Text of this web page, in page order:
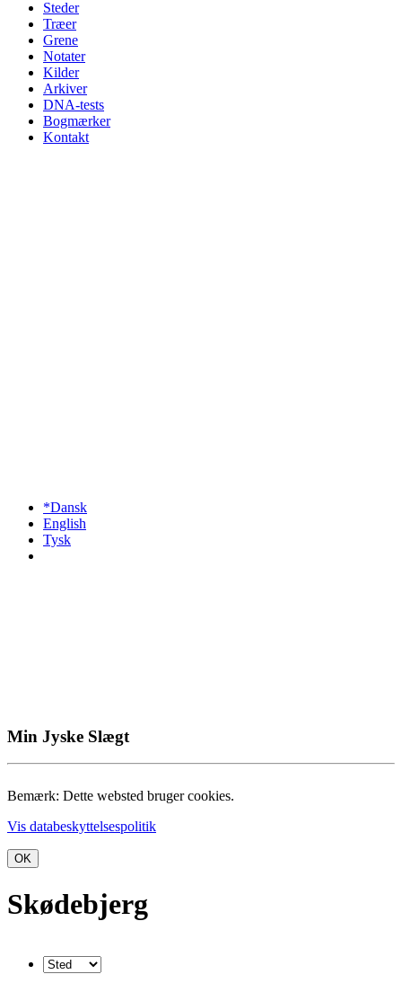
Steder
Træer
Grene
Notater
Kilder
Arkiver
DNA-tests
Bogmærker
Kontakt
*Dansk
English
Tysk
Min Jyske Slægt
Bemærk: Dette websted bruger cookies.
Vis databeskyttelsespolitik
OK
Skødebjerg